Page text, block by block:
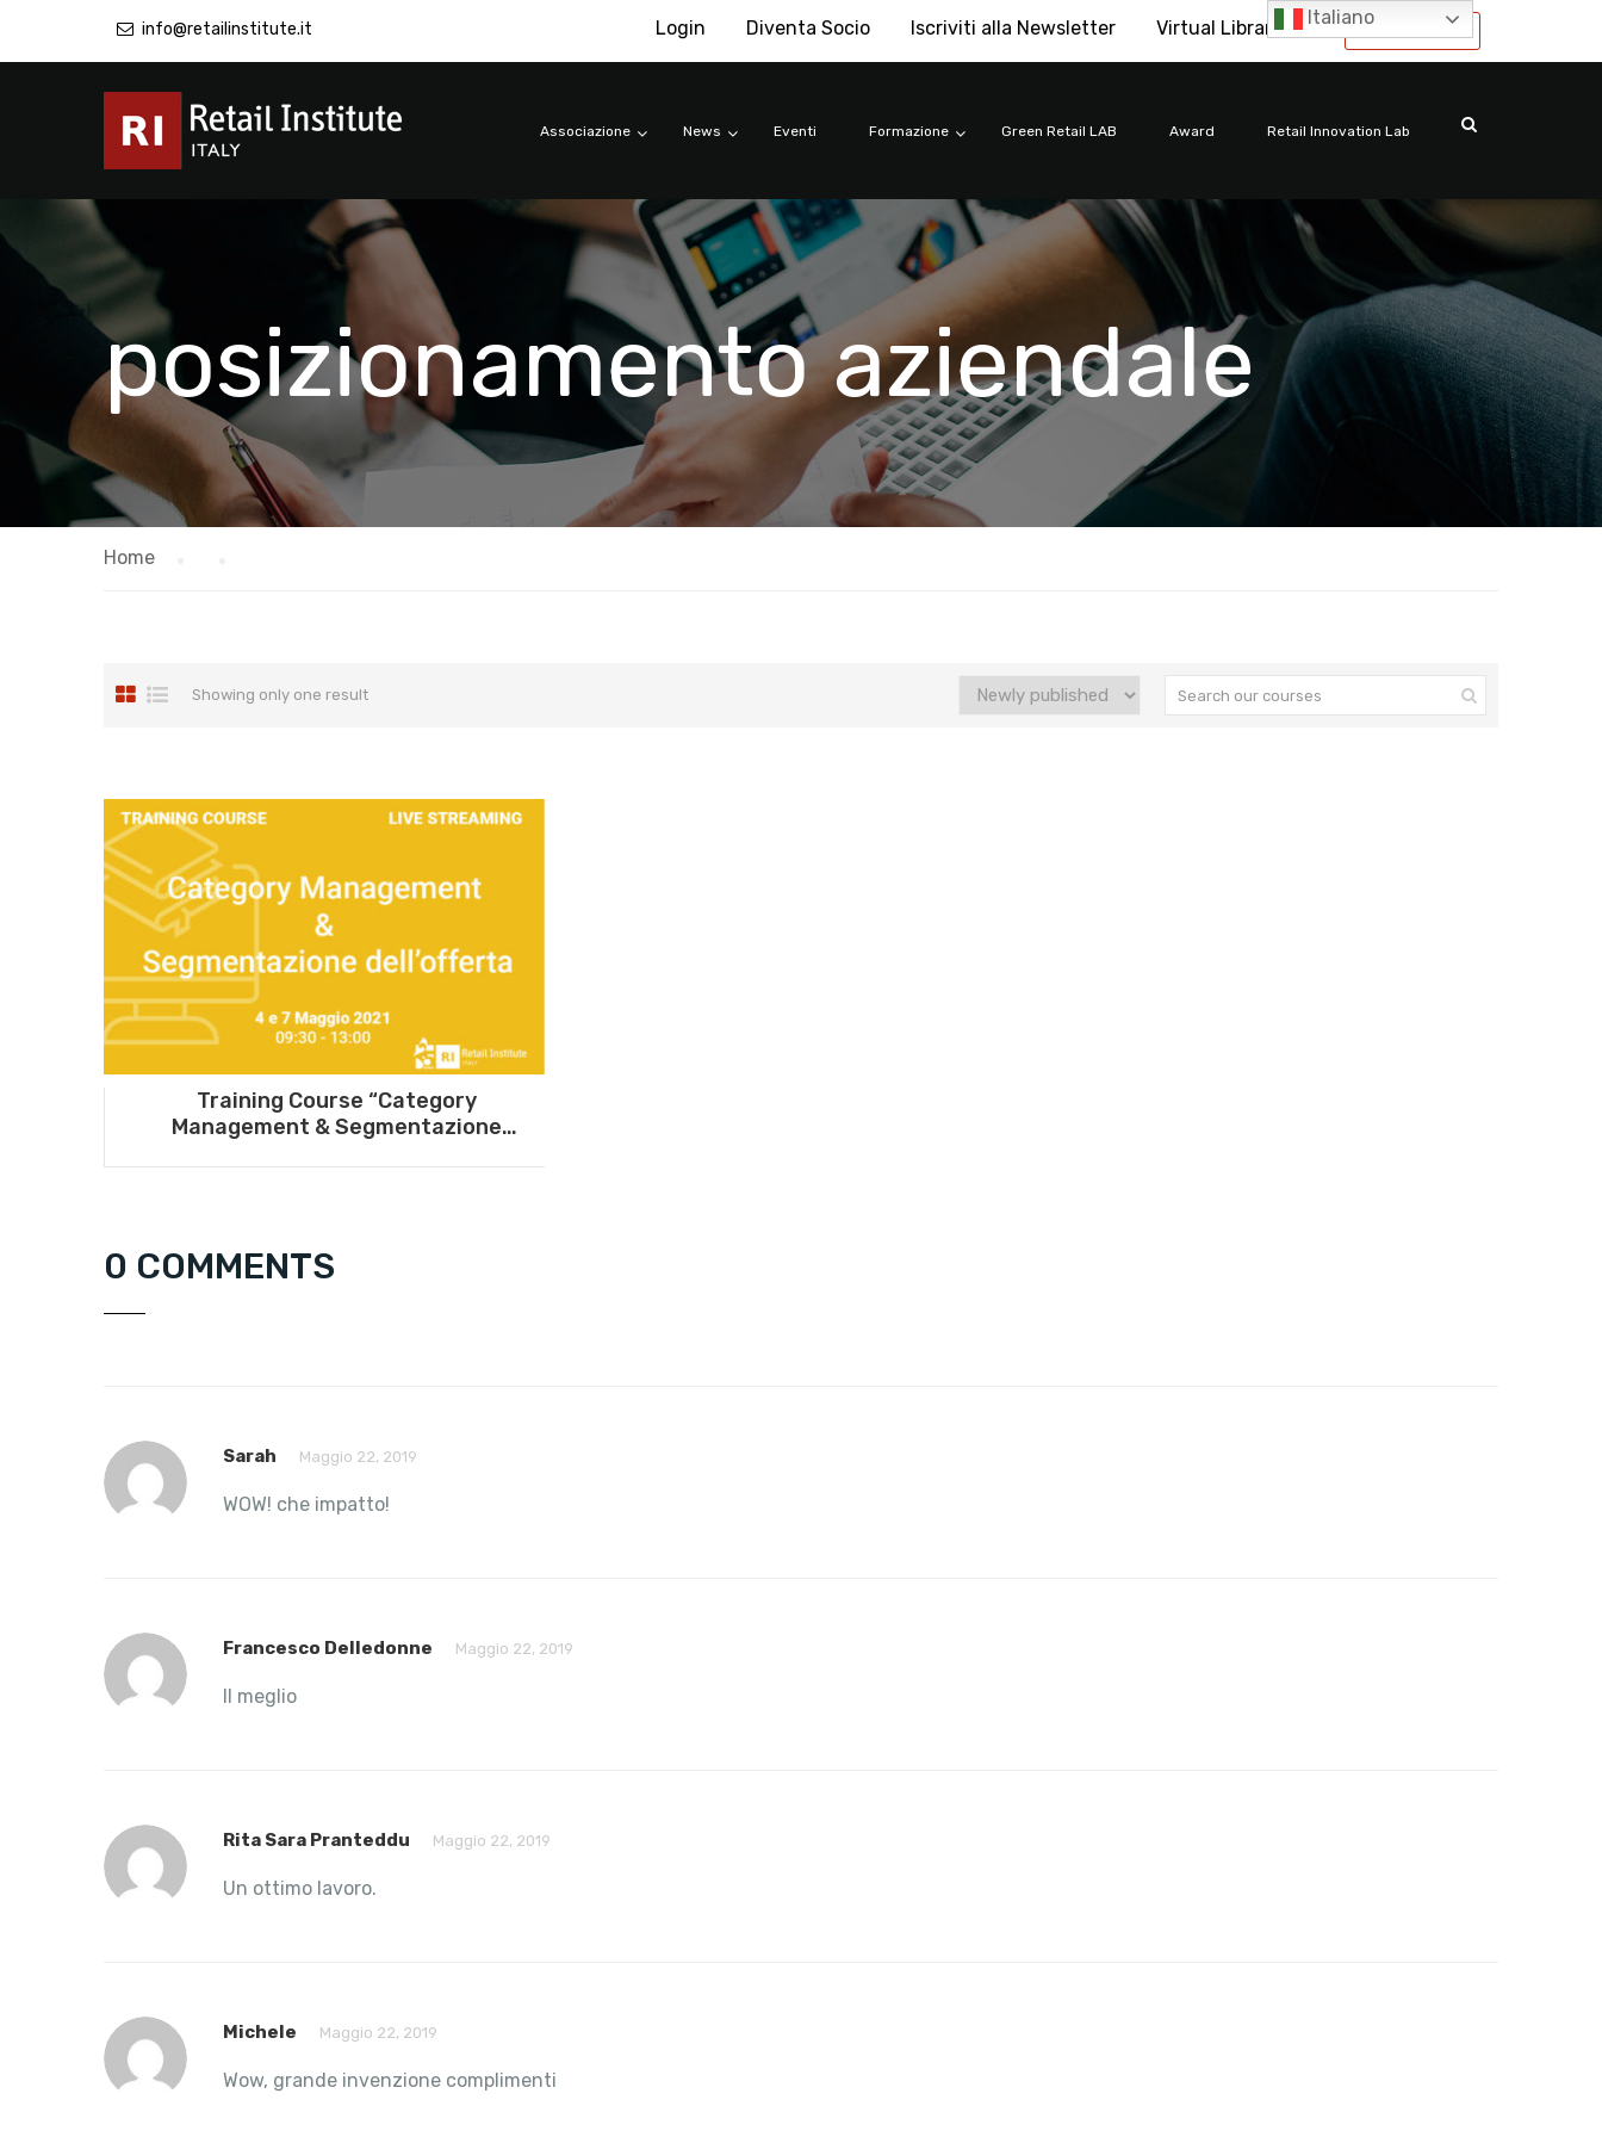
info@retailinstitute.it International
Login Diventa Socio Iscriviti alla Newsletter Virtual Library
Associazione News Eventi Formazione Green Retail LAB Award Retail Innovation Lab
posizionamento aziendale
Home
Showing only one result
Training Course “Category
Management & Segmentazione
0 COMMENTS
Sarah Maggio 22, 2019
WOW! che impatto!
Francesco Delledonne Maggio 22, 2019
Il meglio
Rita Sara Pranteddu Maggio 22, 2019
Un ottimo lavoro.
Michele Maggio 22, 2019
Wow, grande invenzione complimenti
Italiano